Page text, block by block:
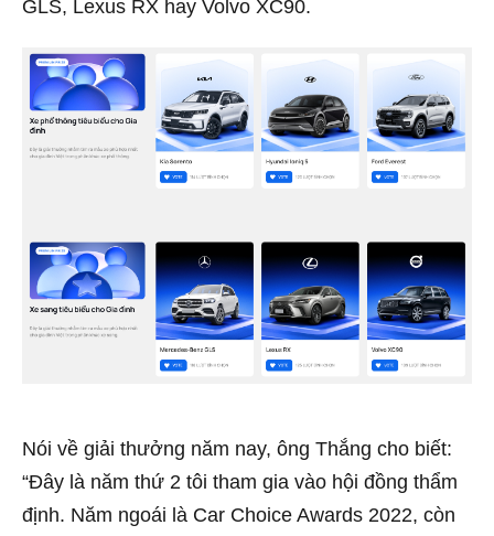
GLS, Lexus RX hay Volvo XC90.
Nói về giải thưởng năm nay, ông Thắng cho biết:
“Đây là năm thứ 2 tôi tham gia vào hội đồng thẩm
định. Năm ngoái là Car Choice Awards 2022, còn